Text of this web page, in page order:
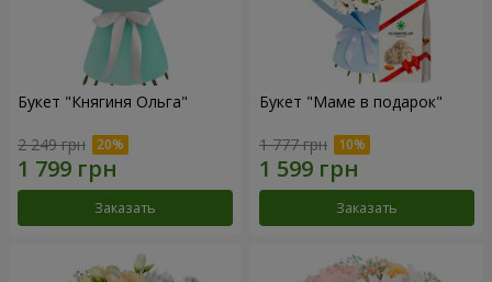
Букет "Княгиня Ольга"
2 249 грн
Заказать
Букет "Маме в подарок"
1 777 грн
Заказать